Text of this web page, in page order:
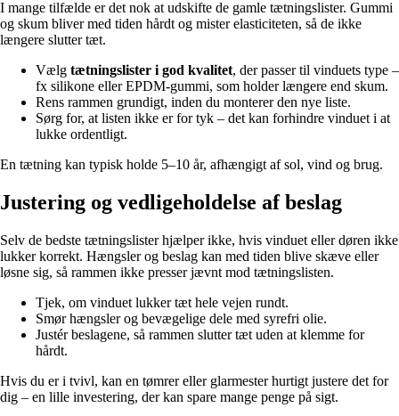
I mange tilfælde er det nok at udskifte de gamle tætningslister. Gummi
og skum bliver med tiden hårdt og mister elasticiteten, så de ikke
længere slutter tæt.
Vælg tætningslister i god kvalitet, der passer til vinduets type –
fx silikone eller EPDM-gummi, som holder længere end skum.
Rens rammen grundigt, inden du monterer den nye liste.
Sørg for, at listen ikke er for tyk – det kan forhindre vinduet i at
lukke ordentligt.
En tætning kan typisk holde 5–10 år, afhængigt af sol, vind og brug.
Justering og vedligeholdelse af beslag
Selv de bedste tætningslister hjælper ikke, hvis vinduet eller døren ikke
lukker korrekt. Hængsler og beslag kan med tiden blive skæve eller
løsne sig, så rammen ikke presser jævnt mod tætningslisten.
Tjek, om vinduet lukker tæt hele vejen rundt.
Smør hængsler og bevægelige dele med syrefri olie.
Justér beslagene, så rammen slutter tæt uden at klemme for
hårdt.
Hvis du er i tvivl, kan en tømrer eller glarmester hurtigt justere det for
dig – en lille investering, der kan spare mange penge på sigt.